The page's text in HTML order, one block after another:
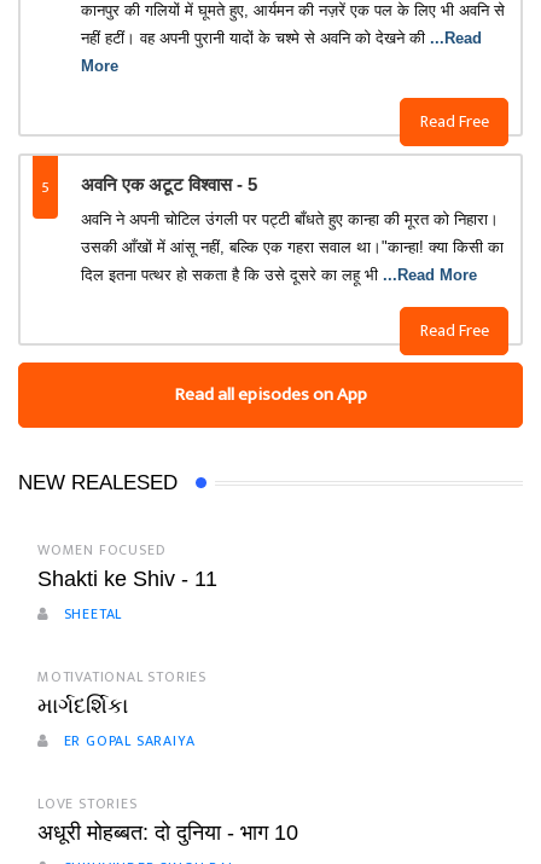
Read Free
कानपुर की गलियों में घूमते हुए, आर्यमन की नज़रें एक पल के लिए भी अवनि से
नहीं हटीं। वह अपनी पुरानी यादों के चश्मे से अवनि को देखने की ...Read
More
5 अवनि एक अटूट विश्वास - 5
Read Free
अवनि ने अपनी चोटिल उंगली पर पट्टी बाँधते हुए कान्हा की मूरत को निहारा।
उसकी आँखों में आंसू नहीं, बल्कि एक गहरा सवाल था।"कान्हा! क्या किसी का
दिल इतना पत्थर हो सकता है कि उसे दूसरे का लहू भी ...Read More
Read all episodes on App
NEW REALESED
WOMEN FOCUSED
Shakti ke Shiv - 11
SHEETAL
MOTIVATIONAL STORIES
માર્ગદર્શિકા
ER GOPAL SARAIYA
LOVE STORIES
अधूरी मोहब्बत: दो दुनिया - भाग 10